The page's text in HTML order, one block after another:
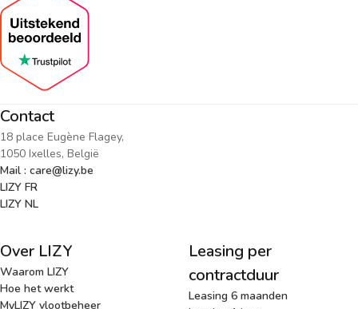
Contact
18 place Eugène Flagey,
1050 Ixelles, België
Mail : care@lizy.be
LIZY FR
LIZY NL
Over LIZY
Waarom LIZY
Hoe het werkt
MyLIZY vlootbeheer
Leasing per
contractduur
Leasing 6 maanden